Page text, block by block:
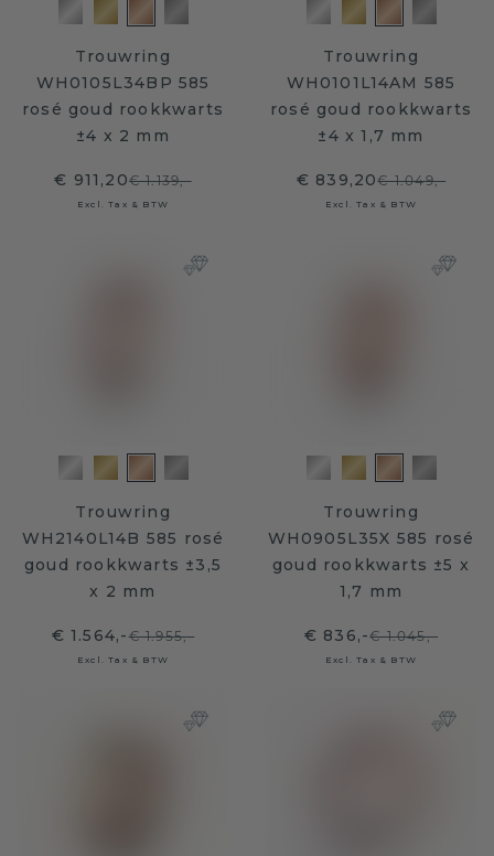
Trouwring
WH0105L34BP 585
rosé goud rookkwarts
±4 x 2 mm
€ 911,20€ 1.139,-
Excl. Tax & BTW
Trouwring
WH0101L14AM 585
rosé goud rookkwarts
±4 x 1,7 mm
€ 839,20€ 1.049,-
Excl. Tax & BTW
Trouwring
WH2140L14B 585 rosé
goud rookkwarts ±3,5
x 2 mm
€ 1.564,-€ 1.955,-
Excl. Tax & BTW
Trouwring
WH0905L35X 585 rosé
goud rookkwarts ±5 x
1,7 mm
€ 836,-€ 1.045,-
Excl. Tax & BTW